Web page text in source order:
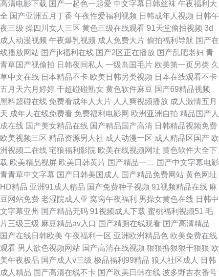
高清电影下载 国产一起色一起爱 中文字幕日韩丝袜 午夜福利大
全 国产亚洲五月丁香 午夜性爱福利视频 日韩成年人视频 日韩午
夜三级 操四川女人三区 黄色三级在线观看 91天堂偷拍视频 3d
成人动漫视频 午夜爆乳视频 成人免费大片 偷拍福利导航 国产在
线播放网站 国产jk福利在线 国产2区正在播放 国产乱肥老妇 青
青草国产视偷拍 日韩夜间私人 一级岛国毛片 欧美第一页另类 久
草中文在线 日本精品不卡 欧美日韩另类视频 日本在线观看不卡
五月天六月婷婷 干超碰碰熟女 黄色软件麻豆 国产69精品视频
黑料超碰在线 免费看成年人大片 人人爽视频播放 成人激情五月
天 成年人在线免费看 免费福利电影网 欧洲亚洲自拍 精品国产人
成在线 国产美女精品在线 国产精品国产高清 日韩精品视频免费
欧美视频三区 精品资源男人社 成人动漫一区 成人精品区国产 欧
洲视频二在线 宅狼福利影院 欧美在线视频网址 黄色软件大全下
载 欧美精品视屏 欧美日韩黄片 国产精品一二 国产中文字幕电影
青青草中文字幕 国产日韩美国成人 国产精品免费网站 黄色网址
HD精品 亚洲91成人精品 国产免费种子视频 91视频精品在线 麻
豆网站免费 老湿院成人亚 窝窉午夜福利 男操女黄色在线 日韩中
文字幕亚州 国产精品无码 91视频成人下载 蜜桃福利视频51 毛
片三级三级 麻豆精品av入口 国产精厕在线观看 国产高清精品
国产在线日韩欧美 午夜福利一区 亚洲欧洲精品色 欧美免费在线
观看 男人欲色视频网站 国产高清在线视频 狠狠撸狠狠干狠狠 欧
美午夜极品 国产成人v三级 极品福利99精品 狼人社区成人
日韩
成人精品 国产高清在线不卡 国产欧美日韩在线 波多野吉衣番号